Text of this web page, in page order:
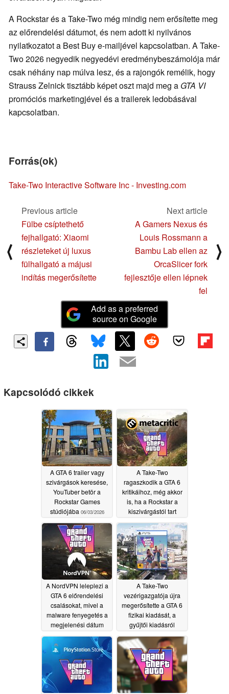
A Rockstar és a Take-Two még mindig nem erősítette meg
az előrendelési dátumot, és nem adott ki nyilvános
nyilatkozatot a Best Buy e-mailjével kapcsolatban. A Take-
Two 2026 negyedik negyedévi eredménybeszámolója már
csak néhány nap múlva lesz, és a rajongók remélik, hogy
Strauss Zelnick tisztább képet oszt majd meg a GTA VI
promóciós marketingjével és a trailerek ledobásával
kapcsolatban.
Forrás(ok)
Take-Two Interactive Software Inc - Investing.com
⟨
Previous article
Fülbe csíptethető
fejhallgató: Xiaomi
részleteket új luxus
fülhallgató a májusi
indítás megerősítette
Next article
A Gamers Nexus és
Louis Rossmann a
Bambu Lab ellen az
OrcaSlicer fork
fejlesztője ellen lépnek
fel
⟩
Add as a preferred
source on Google
Kapcsolódó cikkek
A GTA 6 trailer vagy
szivárgások keresése,
YouTuber betör a
Rockstar Games
stúdiójába 06/03/2026
A Take-Two
ragaszkodik a GTA 6
kritikáihoz, még akkor
is, ha a Rockstar a
kiszivárgástól tart
05/29/2026
A NordVPN leleplezi a
GTA 6 előrendelési
csalásokat, mivel a
malware fenyegetés a
megjelenési dátum
A Take-Two
vezérigazgatója újra
megerősítette a GTA 6
fizikai kiadását, a
gyűjtői kiadásról
05/23/2026